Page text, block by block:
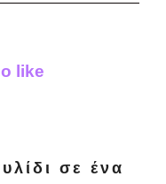
like
σε ένα